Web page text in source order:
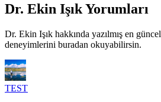
Dr. Ekin Işık Yorumları
Dr. Ekin Işık hakkında yazılmış en
deneyimlerini buradan okuyabilirsin.
TEST